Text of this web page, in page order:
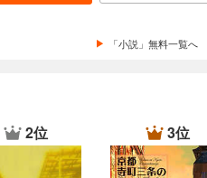
「小説」無料一覧へ
2位 3位